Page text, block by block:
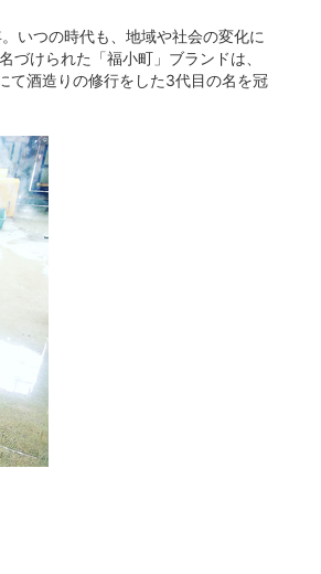
いつの時代も、地域や社会の変化に
けられた「福小町」ブランドは、
て酒造りの修行をした3代目の名を冠